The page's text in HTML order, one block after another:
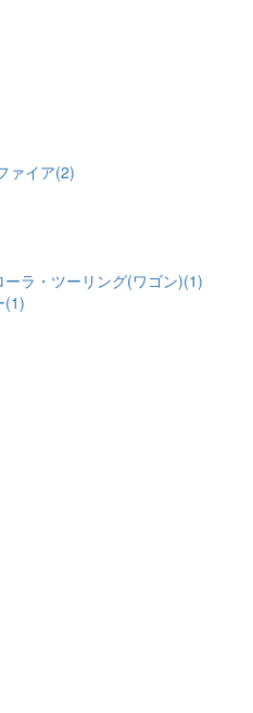
ァイア(2)
ラ・ツーリング(ワゴン)(1)
(1)